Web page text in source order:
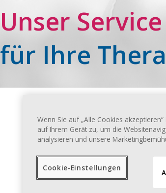
Unser Service
für Ihre
Diese Themen
Wenn Sie auf „Alle Cookies
auf Ihrem Gerät zu, um die
analysieren und unsere
Cookie-Einstellungen